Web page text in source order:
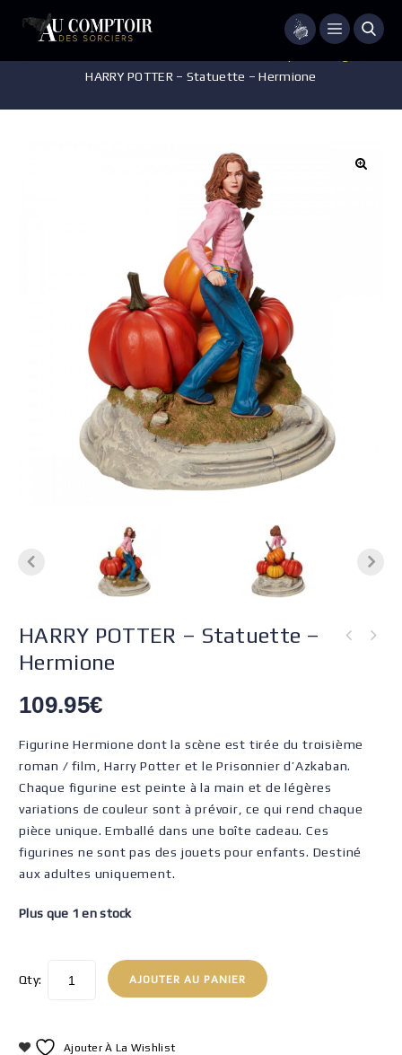
Menu
HARRY POTTER – Statuette – Hermione
HARRY POTTER – Statuette –
Hermione
109.95€
Figurine Hermione dont la scène est tirée du troisième
roman / film, Harry Potter et le Prisonnier d’Azkaban.
Chaque figurine est peinte à la main et de légères
variations de couleur sont à prévoir, ce qui rend chaque
pièce unique. Emballé dans une boîte cadeau. Ces
figurines ne sont pas des jouets pour enfants. Destiné
aux adultes uniquement.
Plus que 1 en stock
Qty: AJOUTER AU PANIER
Ajouter À La Wishlist